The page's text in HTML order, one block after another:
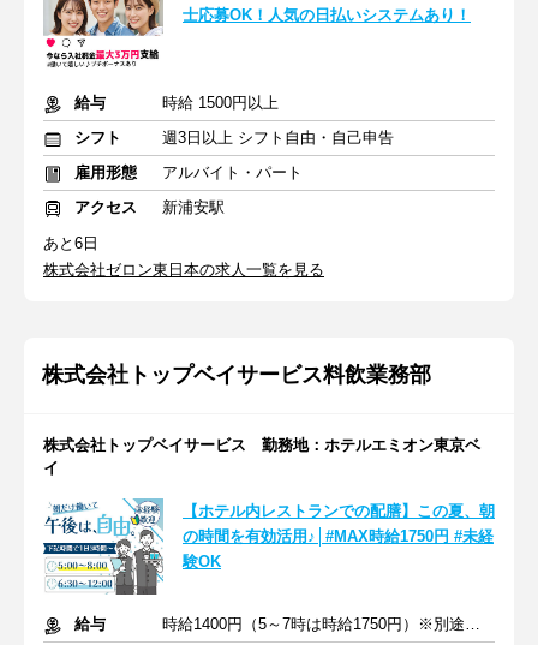
士応募OK！人気の日払いシステムあり！
給与
時給 1500円以上
シフト
週3日以上 シフト自由・自己申告
雇用形態
アルバイト・パート
アクセス
新浦安駅
あと6日
株式会社ゼロン東日本の求人一覧を見る
株式会社トップベイサービス料飲業務部
株式会社トップベイサービス 勤務地：ホテルエミオン東京ベ
イ
【ホテル内レストランでの配膳】この夏、朝
の時間を有効活用♪│#MAX時給1750円 #未経
験OK
給与
時給1400円（5～7時は時給1750円）※別途交通費支給